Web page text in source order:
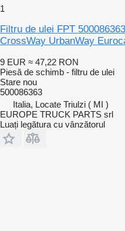
1
Filtru de ulei FPT
CrossWay UrbanWay
9 EUR ≈ 47,22 RON
Piesă de schimb - filtru de ulei
Stare nou
500086363
Italia, Locate Triulzi ( MI )
EUROPE TRUCK PARTS srl
Luați legătura cu vânzătorul